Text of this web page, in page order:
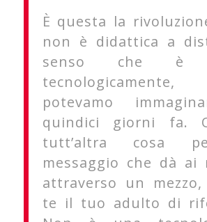
È questa la
non è didattica a
senso che è
potevamo
quindici giorni fa.
tutt’altra cosa
messaggio che dà ai
attraverso un
te il tuo adulto di